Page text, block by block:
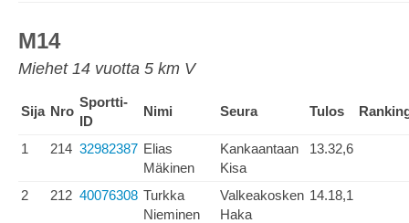
M14
Miehet 14 vuotta 5 km V
Sija Nro
Sportti-
ID
Nimi Seura Tulos
1 214 32982387 Elias
Mäkinen
Kankaantaan
Kisa
13.32,6
2 212 40076308 Turkka
Nieminen
Valkeakosken
Haka
14.18,1